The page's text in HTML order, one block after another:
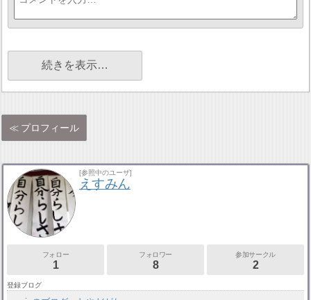
続きを表示…
プロフィール
[参照中のユーザ]
えすみん
フォロー
1
フォロワー
8
参加サークル
2
登録ブログ